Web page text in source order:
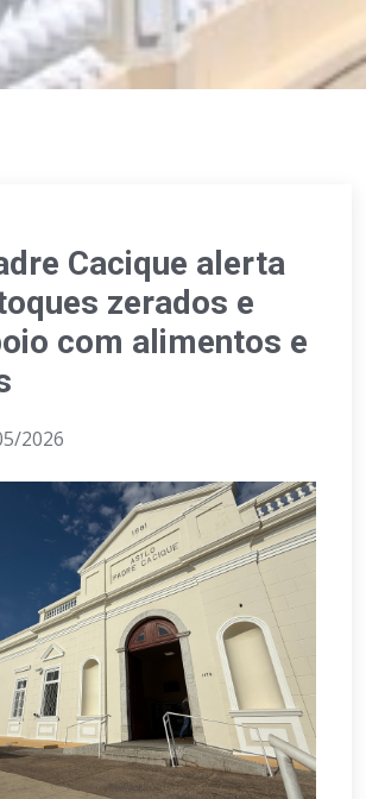
Cacique alerta
zerados e
com alimentos e
2026